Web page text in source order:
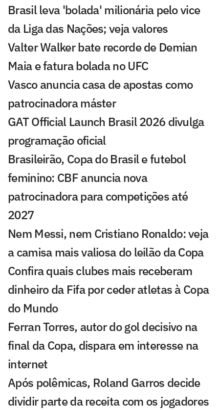
Brasil leva 'bolada' milionária pelo vice
da Liga das Nações; veja valores
Valter Walker bate recorde de Demian
Maia e fatura bolada no UFC
Vasco anuncia casa de apostas como
patrocinadora máster
GAT Official Launch Brasil 2026 divulga
programação oficial
Brasileirão, Copa do Brasil e futebol
feminino: CBF anuncia nova
patrocinadora para competições até
2027
Nem Messi, nem Cristiano Ronaldo: veja
a camisa mais valiosa do leilão da Copa
Confira quais clubes mais receberam
dinheiro da Fifa por ceder atletas à Copa
do Mundo
Ferran Torres, autor do gol decisivo na
final da Copa, dispara em interesse na
internet
Após polêmicas, Roland Garros decide
dividir parte da receita com os jogadores